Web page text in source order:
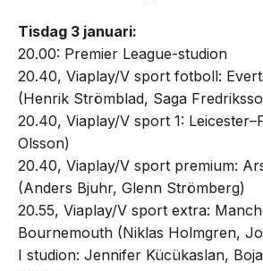
Tisdag 3 januari:
20.00: Premier League-studion
20.40, Viaplay/V sport fotboll:
(Henrik Strömblad, Saga
20.40, Viaplay/V sport 1:
Olsson)
20.40, Viaplay/V sport premium:
(Anders Bjuhr, Glenn Strömberg)
20.55, Viaplay/V sport extra:
Bournemouth (Niklas Holmgren,
I studion: Jennifer Kücükaslan,